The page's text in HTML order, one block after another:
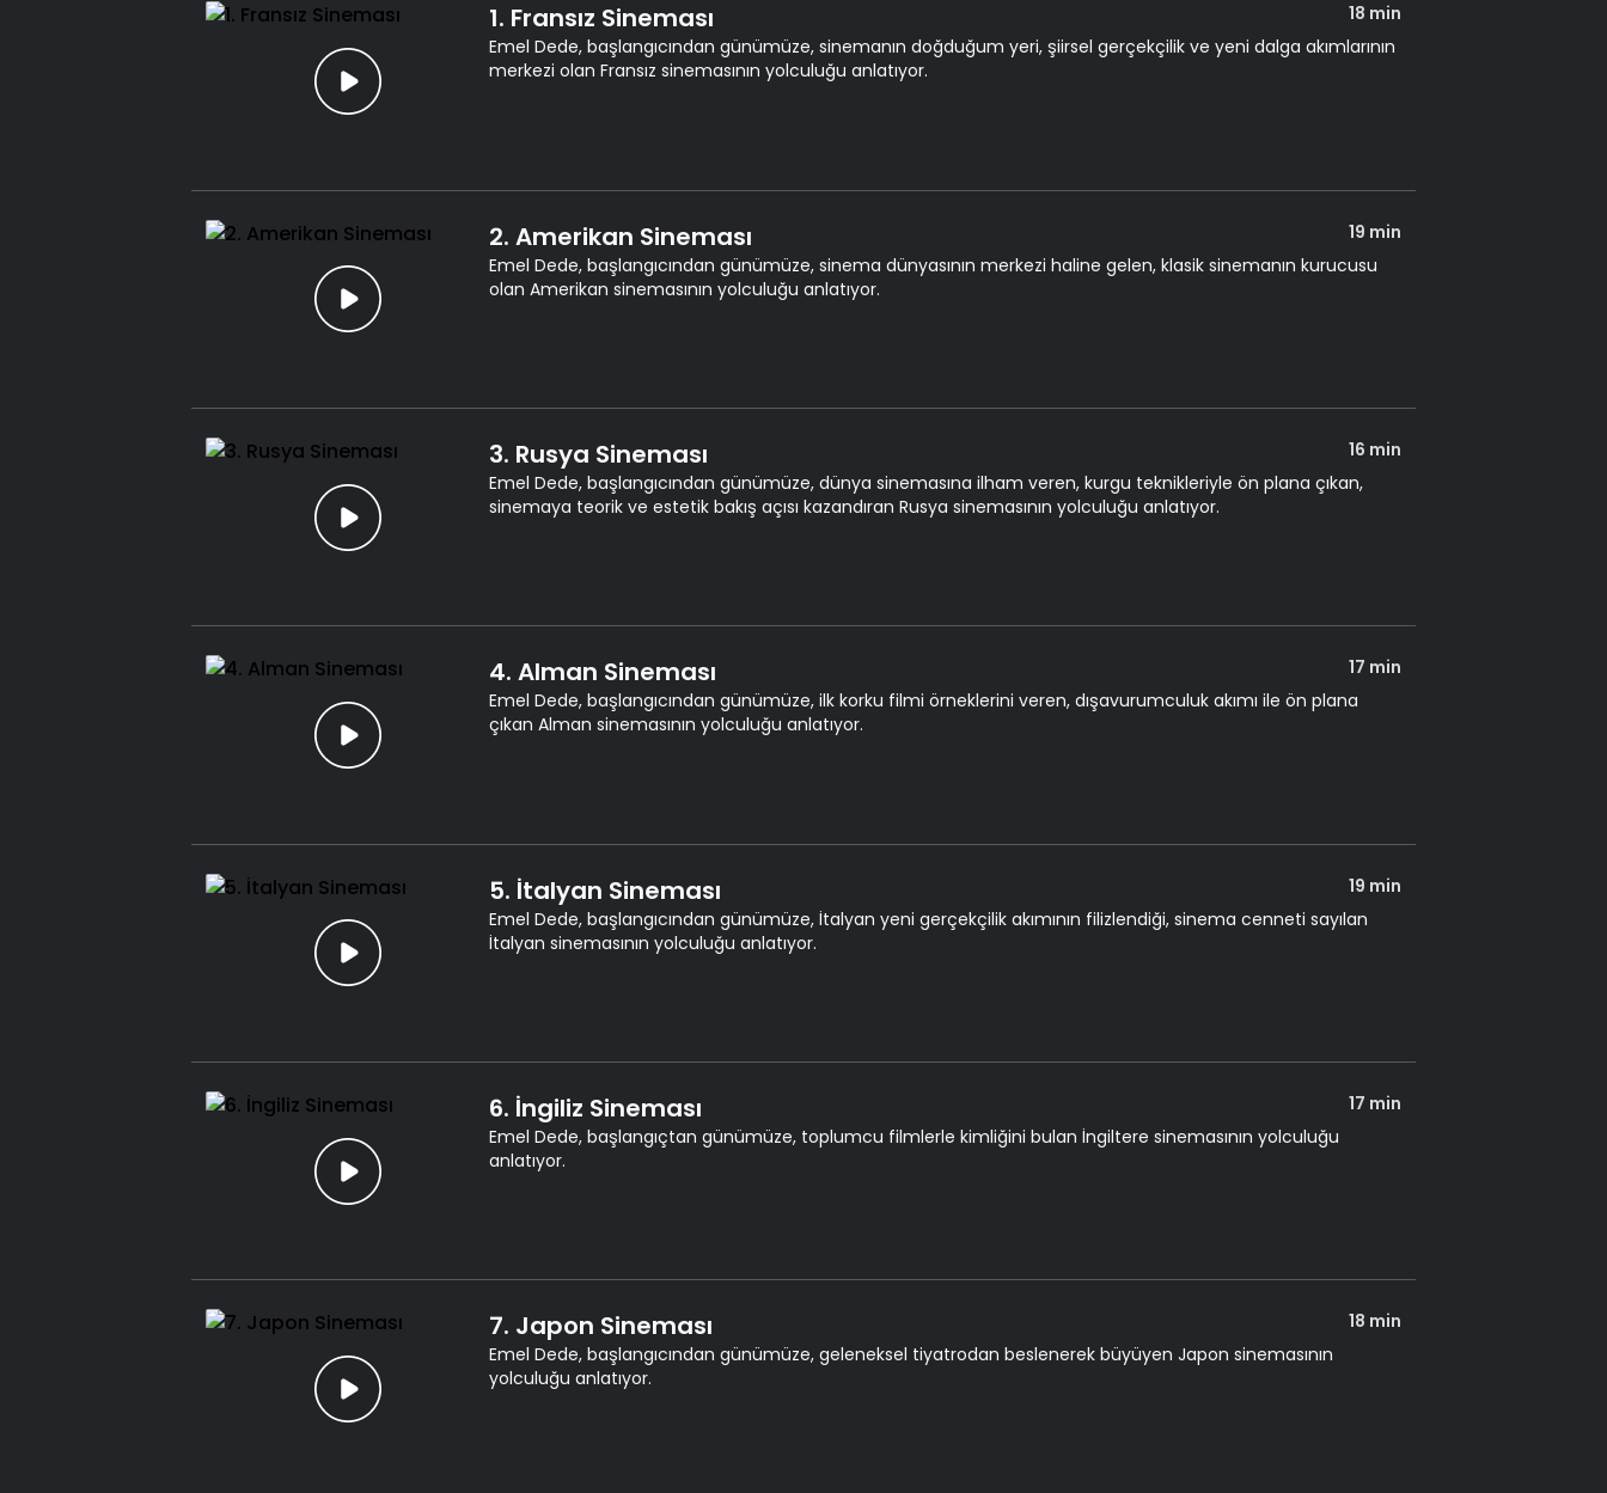
1. Fransız Sineması
18 min
Emel Dede, başlangıcından günümüze, sinemanın doğduğum yeri, şiirsel gerçekçilik ve yeni dalga akımlarının
merkezi olan Fransız sinemasının yolculuğu anlatıyor.
2. Amerikan Sineması
19 min
Emel Dede, başlangıcından günümüze, sinema dünyasının merkezi haline gelen, klasik sinemanın kurucusu
olan Amerikan sinemasının yolculuğu anlatıyor.
3. Rusya Sineması
16 min
Emel Dede, başlangıcından günümüze, dünya sinemasına ilham veren, kurgu teknikleriyle ön plana çıkan,
sinemaya teorik ve estetik bakış açısı kazandıran Rusya sinemasının yolculuğu anlatıyor.
4. Alman Sineması
17 min
Emel Dede, başlangıcından günümüze, ilk korku filmi örneklerini veren, dışavurumculuk akımı ile ön plana
çıkan Alman sinemasının yolculuğu anlatıyor.
5. İtalyan Sineması
19 min
Emel Dede, başlangıcından günümüze, İtalyan yeni gerçekçilik akımının filizlendiği, sinema cenneti sayılan
İtalyan sinemasının yolculuğu anlatıyor.
6. İngiliz Sineması
17 min
Emel Dede, başlangıçtan günümüze, toplumcu filmlerle kimliğini bulan İngiltere sinemasının yolculuğu
anlatıyor.
7. Japon Sineması
18 min
Emel Dede, başlangıcından günümüze, geleneksel tiyatrodan beslenerek büyüyen Japon sinemasının
yolculuğu anlatıyor.